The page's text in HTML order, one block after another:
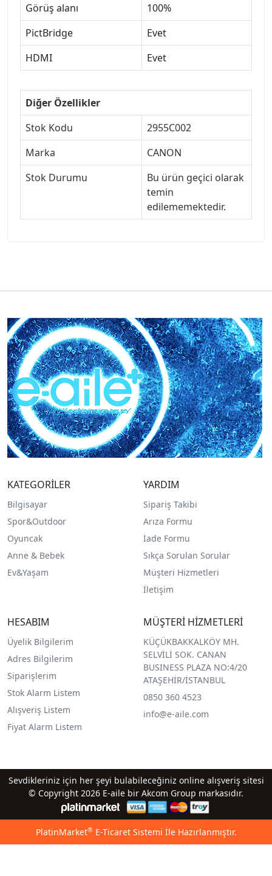
Görüş alanı
100%
PictBridge
Evet
HDMI
Evet
Diğer Özellikler
Stok Kodu
2955C002
Marka
CANON
Stok Durumu
Bu ürün geçici olarak
temin
edilememektedir.
KATEGORİLER
Bilgisayar
Spor&Outdoor
Oyuncak
Anne & Bebek
Ev&Yaşam
YARDIM
Sipariş Takibi
Arıza Formu
İade Formu
Sıkça Sorulan Sorular
Müşteri Hizmetleri
İletişim
HESABIM
Üyelik Bilgilerim
Adres Bilgilerim
Siparişlerim
Stok Alarm Listem
Alışveriş Listem
Fiyat Alarm Listem
MÜŞTERİ HİZMETLERİ
KÜÇÜKBAKKALKÖY MH.
SELVİLİ SOK. CANAN
BUSINESS PLAZA NO:4/20
ATAŞEHİR/İSTANBUL
0850 360 4523
info@e-aile.com
Sevdikleriniz için her şeyi bulabileceğiniz online alışveriş sitesi
© Copyright 2026 E-aile bir Akcom Group markasıdır.
PlatinMarket®E-Ticaret Sistemi İle Hazırlanmıştır.